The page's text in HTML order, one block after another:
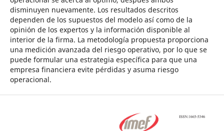
disminuyen nuevamente. Los resultados descritos
dependen de los supuestos del modelo así como de la
opinión de los expertos y la información disponible al
interior de la firma. La metodología propuesta proporciona
una medición avanzada del riesgo operativo, por lo que se
puede formular una estrategia específica para que una
empresa financiera evite pérdidas y asuma riesgo
operacional.